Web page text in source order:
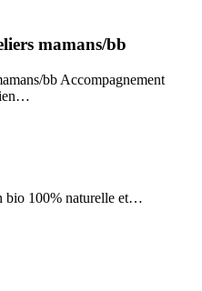
mamans/bb
bb Accompagnement
bio 100% naturelle et…